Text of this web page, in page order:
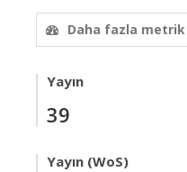
Daha fazla metrik
Yayın
39
Yayın (WoS)